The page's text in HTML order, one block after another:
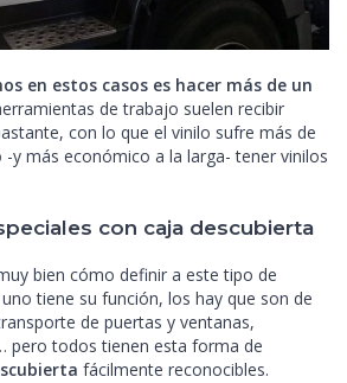
en estos casos es hacer más de un
de trabajo suelen recibir
con lo que el vinilo sufre más de
y más económico a la larga- tener vinilos
con caja descubierta
bien cómo definir a este tipo de
tiene su función, los hay que son de
de puertas y ventanas,
pero todos tienen esta forma de
fácilmente reconocibles.